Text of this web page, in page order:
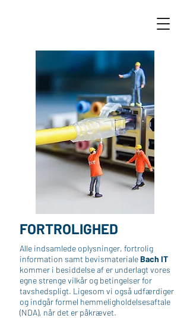
Alle indsamlede oplysninger, fortrolig
information samt bevismaterialeBach IT
kommer i besiddelse af er underlagt vores
egne strenge vilkår og betingelser for
tavshedspligt. Ligesom vi også udfærdiger
og indgår formel hemmeligholdelsesaftale
(NDA), når det er påkrævet.
FORTROLIGHED